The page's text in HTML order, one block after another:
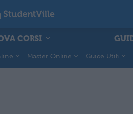
CORSI
Master Online Guide Utili